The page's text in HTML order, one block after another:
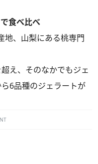
食べ比べ
、山梨にある桃専門
え、そのなかでもジェ
6品種のジェラートが